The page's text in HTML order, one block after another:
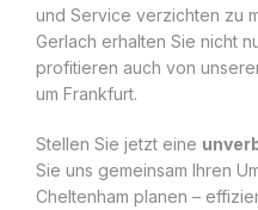
und Service verzichten zu
Gerlach erhalten Sie nicht
profitieren auch von
um Frankfurt.
Stellen Sie jetzt eine
Sie uns gemeinsam Ihren
Cheltenham planen –